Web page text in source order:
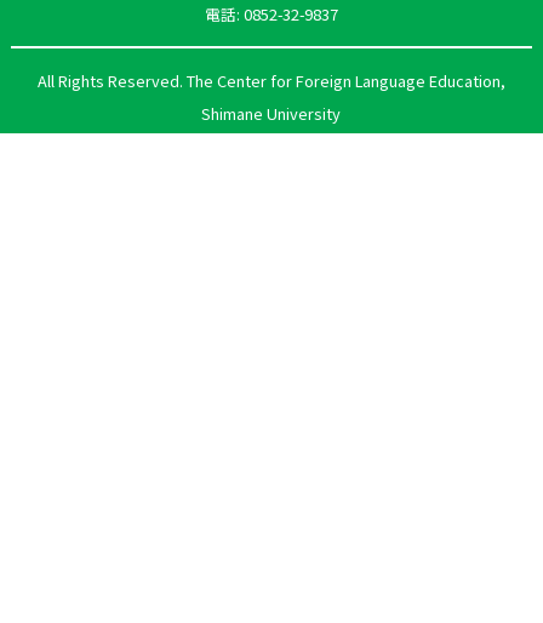
電話: 0852-32-9837
All Rights Reserved. The Center for Foreign Language Education,
Shimane University